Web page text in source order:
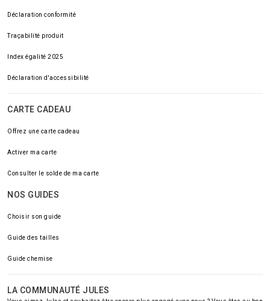
Déclaration conformité
Traçabilité produit
Index égalité 2025
Déclaration d'accessibilité
CARTE CADEAU
Offrez une carte cadeau
Activer ma carte
Consulter le solde de ma carte
NOS GUIDES
Choisir son guide
Guide des tailles
Guide chemise
LA COMMUNAUTÉ JULES